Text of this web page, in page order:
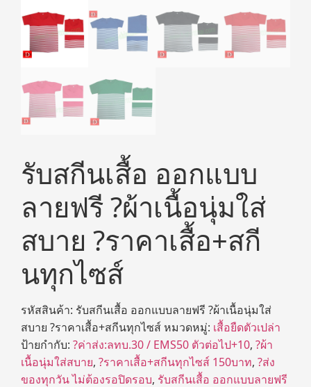
รับสกีนเสื้อ ออกแบบ
ลายฟรี ?ผ้าเนื้อนุ่มใส่
สบาย ?ราคาเสื้อ+สกี
นทุกไซส์
รหัสสินค้า: รับสกีนเสื้อ ออกแบบลายฟรี ?ผ้าเนื้อนุ่มใส่
สบาย ?ราคาเสื้อ+สกีนทุกไซส์หมวดหมู่: เสื้อยืดตัวเปล่า
ป้ายกำกับ: ?ค่าส่ง:ลทบ.30 / EMS50 ตัวต่อไป+10, ?ผ้า
เนื้อนุ่มใส่สบาย, ?ราคาเสื้อ+สกีนทุกไซส์ 150บาท, ?ส่ง
ของทุกวัน ไม่ต้องรอปิดรอบ, รับสกีนเสื้อ ออกแบบลายฟรี